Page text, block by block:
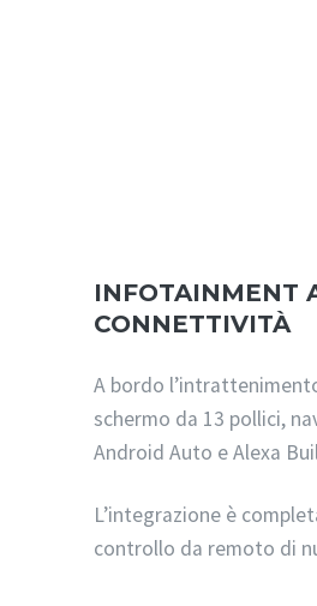
INFOTAINMENT
CONNETTIVITÀ
A bordo
schermo da 13 pollici,
Android Auto e Alexa
L’integrazione è
controllo da remoto di